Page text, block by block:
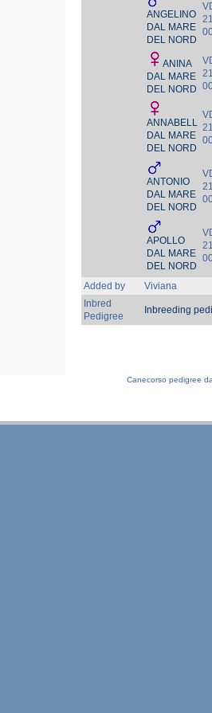
ANGELINO
DAL MARE
DEL NORD
ANINA
DAL MARE
DEL NORD
ANNABELL
DAL MARE
DEL NORD
ANTONIO
DAL MARE
DEL NORD
APOLLO
DAL MARE
DEL NORD
Added by
Viviana
Inbred
Pedigree
Inbreeding
Canecorso pedigree